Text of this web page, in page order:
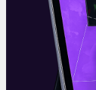
Ainda em
(Proposta
que deve
tributos